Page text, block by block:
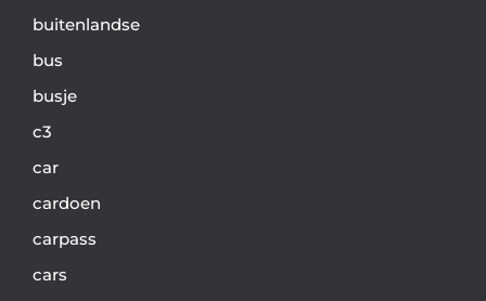
buitenlandse
bus
busje
c3
car
cardoen
carpass
cars